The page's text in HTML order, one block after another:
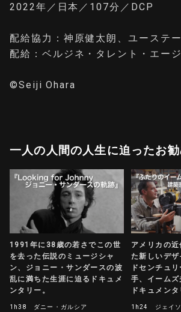
2022年／日本／107分／DCP
配給協力：神原健太朗、ユーステ
配給：ベルジネ・タレント・エー
©Seiji Ohara
一人の人間の人生に迫ったお
1991年に38歳の若さでこの世
を去った伝説のミュージシャ
ン、ジョニー・サンダースの波
乱に満ちた生涯に迫るドキュメ
ンタリー。
1h38 ダニー・ガルシア
アメリカの
た新しいデ
ドセンチュ
手、イーム
ドキュメンタ
1h24 ジェイ